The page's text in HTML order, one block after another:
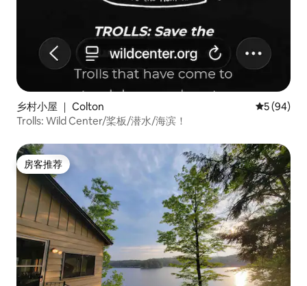
乡村小屋 ｜ Colton 平均评分
5 (94)
Trolls: Wild Center/桨板/潜水/海滨！
房客推荐
房客推荐